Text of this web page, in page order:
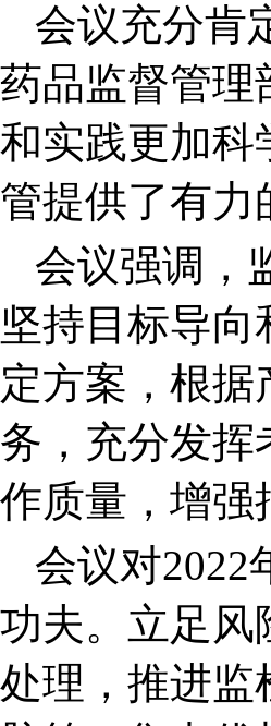
会议充分肯
药品监督管理
和实践更加科
管提供了有力
会议强调，
坚持目标导
定方案，根
务，充分发挥
作质量，增强
会议对2022
功夫。立足风
处理，推进监